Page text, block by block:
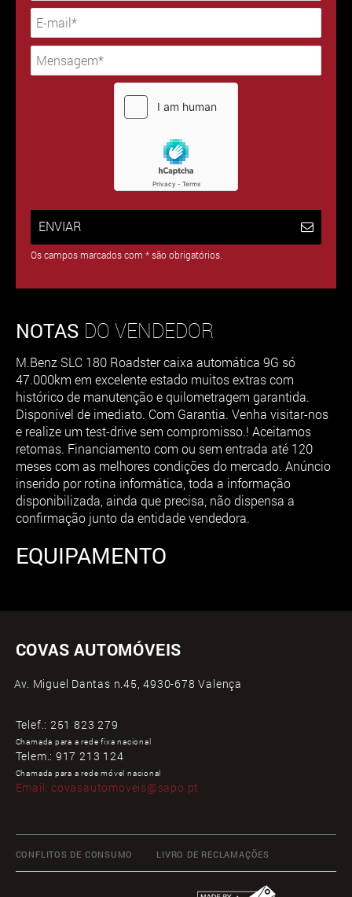
ENVIAR
Os campos marcados com * são obrigatórios.
NOTAS DO VENDEDOR
M.Benz SLC 180 Roadster caixa automática 9G só
47.000km em excelente estado muitos extras com
histórico de manutenção e quilometragem garantida.
Disponível de imediato. Com Garantia. Venha visitar-nos
e realize um test-drive sem compromisso.! Aceitamos
retomas. Financiamento com ou sem entrada até 120
meses com as melhores condições do mercado. Anúncio
inserido por rotina informática, toda a informação
disponibilizada, ainda que precisa, não dispensa a
confirmação junto da entidade vendedora.
EQUIPAMENTO
COVAS AUTOMÓVEIS
Av. Miguel Dantas n.45, 4930-678 Valença
Telef.: 251 823 279
Chamada para a rede fixa nacional
Telem.: 917 213 124
Chamada para a rede móvel nacional
Email:covasautomoveis@sapo.pt
CONFLITOS DE CONSUMO LIVRO DE RECLAMAÇÕES